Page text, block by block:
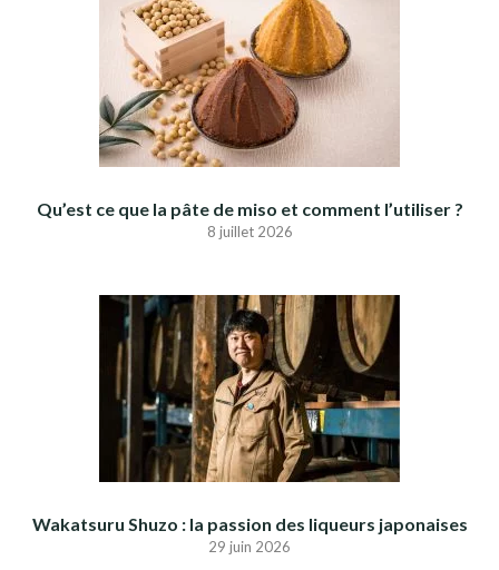
Qu’est ce que la pâte de miso et comment l’utiliser ?
8 juillet 2026
Wakatsuru Shuzo : la passion des liqueurs japonaises
29 juin 2026